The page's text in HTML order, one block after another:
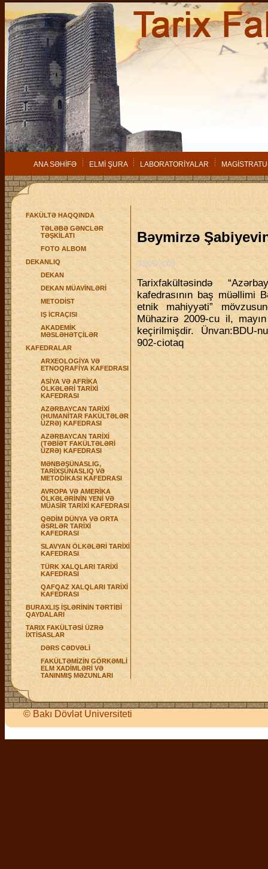
ANA SƏHİFƏ ELMİ ŞURA LABORATORİYALAR
FAKÜLTƏ HAQQINDA
TƏLƏBƏ GƏNCLƏR
TƏŞKİLATI
FOTO ALBOM
DEKANLIQ
DEKAN
DEKAN MÜAVİNLƏRİ
METODİST
IŞ İCRAÇISI
AKADEMİK
MƏSLƏHƏTÇİLƏR
KAFEDRALAR
ARXEOLOGİYA VƏ
ETNOQRAFİYA KAFEDRASI
ASİYA VƏ AFRİKA
ÖLKƏLƏRİ TARİXİ
KAFEDRASI
AZƏRBAYCAN TARİXİ
(HUMANİTAR FAKÜLTƏLƏR
ÜZRƏ) KAFEDRASI
AZƏRBAYCAN TARİXİ
(TƏBİƏT FAKÜLTƏLƏRİ
ÜZRƏ) KAFEDRASI
MƏNBƏŞÜNASLIG,
TARİXŞÜNASLIQ VƏ
METODİKASI KAFEDRASI
AVROPA VƏ AMERİKA
ÖLKƏLƏRİNİN YENİ VƏ
MÜASİR TARİXİ KAFEDRASI
QƏDİM DÜNYA VƏ ORTA
ƏSRLƏR TARİXİ
KAFEDRASI
SLAVYAN ÖLKƏLƏRİ TARİXİ
KAFEDRASI
TÜRK XALQLARI TARİXİ
KAFEDRASI
QAFQAZ XALQLARI TARİXİ
KAFEDRASI
BURAXLIŞ İŞLƏRİNİN TƏRTİBİ
QAYDALARI
TARIX FAKÜLTƏSİ ÜZRƏ
İXTİSASLAR
DƏRS CƏDVƏLİ
FAKÜLTƏMİZİN GÖRKƏMLİ
ELM XADİMLƏRİ VƏ
TANINMIŞ MƏZUNLARI
Bəymirzə
03/05/2009
Tarixfakültəsində “Azə
kafedrasının baş müəllimi
etnik mahiyyəti”
Mühazirə 2009-cu il,
keçirilmişdir. Ünvan:BDU-
902-ciotaq
© Bakı Dövlət Universiteti